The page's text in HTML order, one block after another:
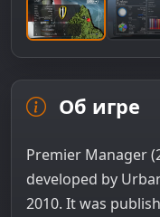
Об игре
Premier Manager
developed by
2010. It was